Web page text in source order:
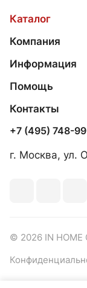
Каталог
Компания
Информация
Помощь
Контакты
+7 (495) 748-
г. Москва, ул.
© 2026 IN